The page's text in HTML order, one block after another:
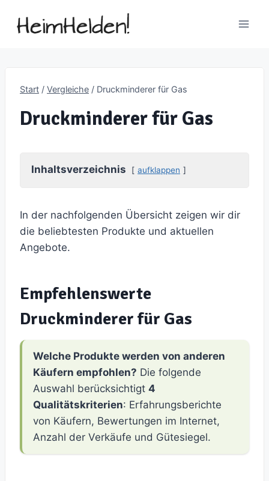
Inhalt
Start / Vergleiche / Druckminderer für Gas
Druckminderer für Gas
Inhaltsverzeichnis aufklappen
In der nachfolgenden Übersicht zeigen wir dir
die beliebtesten Produkte und aktuellen
Angebote.
Empfehlenswerte
Druckminderer für Gas
Welche Produkte werden von anderen
Käufern empfohlen? Die folgende
Auswahl berücksichtigt 4
Qualitätskriterien: Erfahrungsberichte
von Käufern, Bewertungen im Internet,
Anzahl der Verkäufe und Gütesiegel.